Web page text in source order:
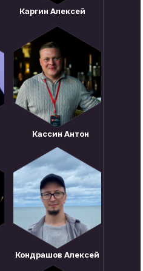
Кассин Антон
Кондрашов Алексей
Каргин Алексей